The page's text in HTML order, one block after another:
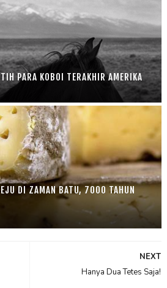
PARA KOBOI TERAKHIR AMERIKA
DI ZAMAN BATU, 7000 TAHUN
NEXT
Hanya Dua Tetes Saja!